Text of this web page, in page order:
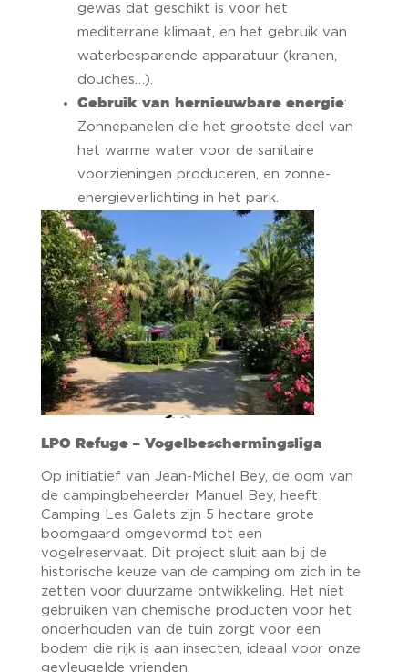
gewas dat geschikt is voor het
mediterrane klimaat, en het gebruik van
waterbesparende apparatuur (kranen,
douches…).
Gebruik van hernieuwbare energie:
Zonnepanelen die het grootste deel van
het warme water voor de sanitaire
voorzieningen produceren, en zonne-
energieverlichting in het park.
LPO Refuge – Vogelbeschermingsliga
Op initiatief van Jean-Michel Bey, de oom van
de campingbeheerder Manuel Bey, heeft
Camping Les Galets zijn 5 hectare grote
boomgaard omgevormd tot een
vogelreservaat. Dit project sluit aan bij de
historische keuze van de camping om zich in te
zetten voor duurzame ontwikkeling. Het niet
gebruiken van chemische producten voor het
onderhouden van de tuin zorgt voor een
bodem die rijk is aan insecten, ideaal voor onze
gevleugelde vrienden.